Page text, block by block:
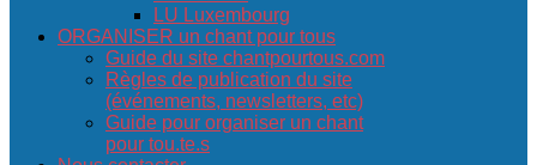
LU Luxembourg
ORGANISER un chant pour tous
Guide du site chantpourtous.com
Règles de publication du site
(événements, newsletters, etc)
Guide pour organiser un chant
pour tou.te.s